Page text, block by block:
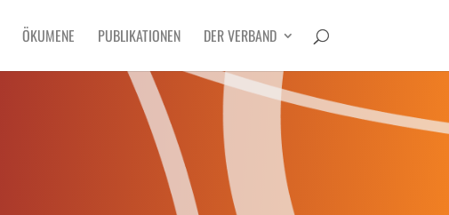
ÖKUMENE PUBLIKATIONEN DER VERBAND